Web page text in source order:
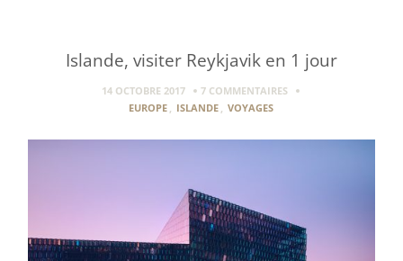
Islande, visiter Reykjavik en 1 jour
14 OCTOBRE 2017
7 COMMENTAIRES
EUROPE , ISLANDE , VOYAGES